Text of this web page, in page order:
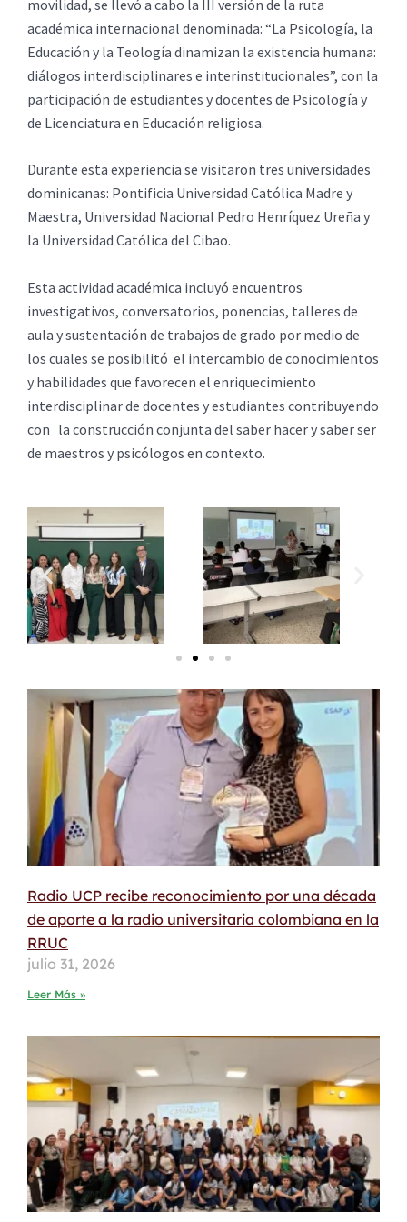
movilidad, se llevó a cabo la III versión de la ruta
académica internacional denominada: “La Psicología, la
Educación y la Teología dinamizan la existencia humana:
diálogos interdisciplinares e interinstitucionales”, con la
participación de estudiantes y docentes de Psicología y
de Licenciatura en Educación religiosa.
Durante esta experiencia se visitaron tres universidades
dominicanas: Pontificia Universidad Católica Madre y
Maestra, Universidad Nacional Pedro Henríquez Ureña y
la Universidad Católica del Cibao.
Esta actividad académica incluyó encuentros
investigativos, conversatorios, ponencias, talleres de
aula y sustentación de trabajos de grado por medio de
los cuales se posibilitó el intercambio de conocimientos
y habilidades que favorecen el enriquecimiento
interdisciplinar de docentes y estudiantes contribuyendo
con la construcción conjunta del saber hacer y saber ser
de maestros y psicólogos en contexto.
Radio UCP recibe reconocimiento por una década
de aporte a la radio universitaria colombiana en la
RRUC
julio 31, 2026
Leer Más »